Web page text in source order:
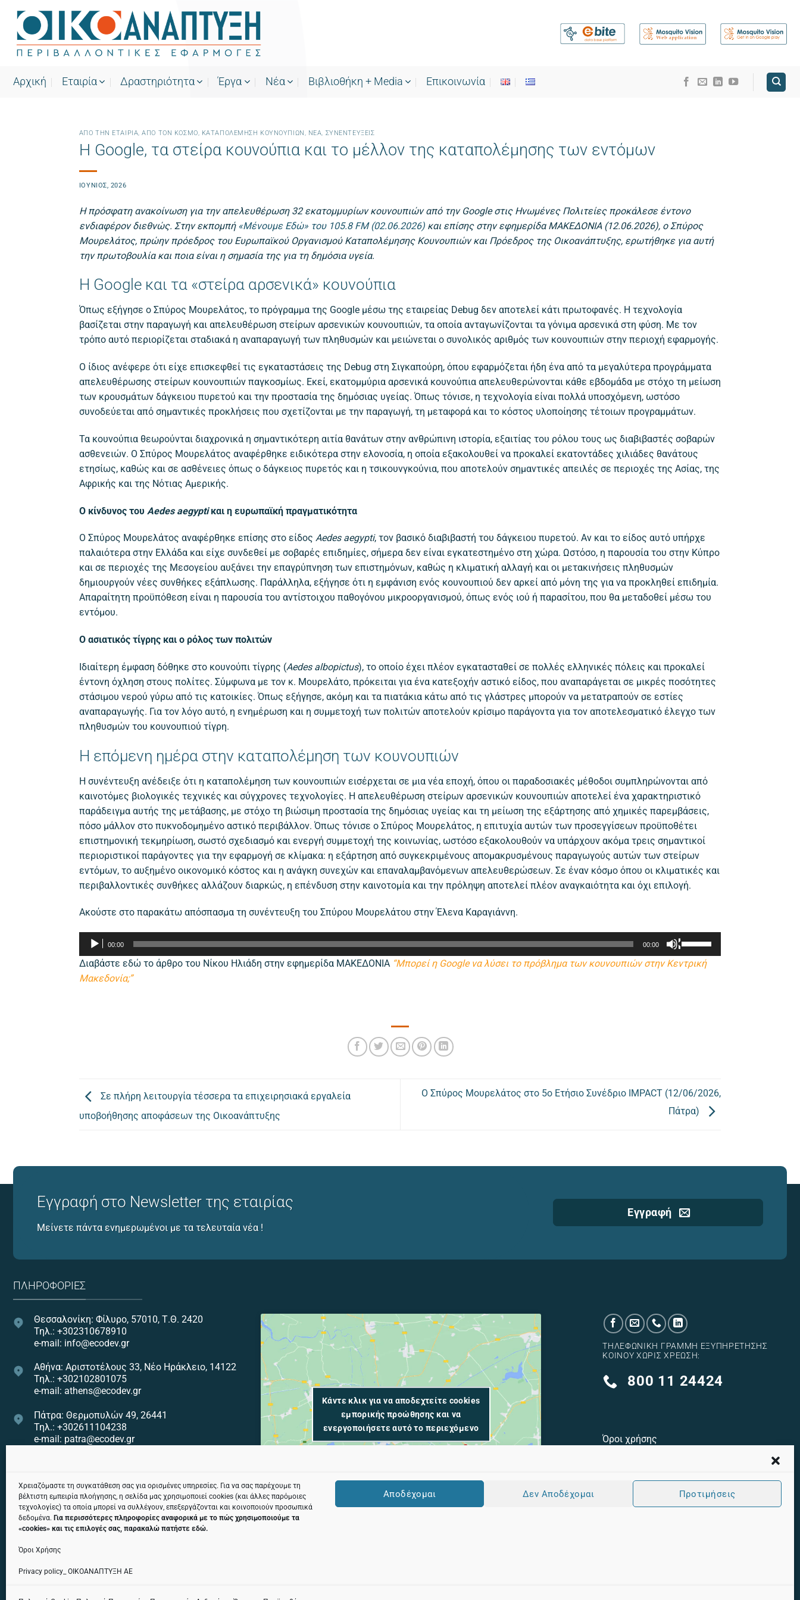
Χρειαζόμαστε τη συγκατάθεση σας για ορισμένες υπηρεσίες. Για να σας παρέχουμε τη
βέλτιστη εμπειρία πλοήγησης, η σελίδα μας χρησιμοποιεί cookies (και άλλες παρόμοιες
τεχνολογίες) τα οποία μπορεί να συλλέγουν, επεξεργάζονται και κοινοποιούν προσωπικά
δεδομένα. Για περισσότερες πληροφορίες αναφορικά με το πώς χρησιμοποιούμε τα
«cookies» και τις επιλογές σας, παρακαλώ πατήστε εδώ.
Όροι Χρήσης
Privacy policy_ ΟΙΚΟΑΝΑΠΤΥΞΗ ΑΕ
Αποδέχομαι Δεν Αποδέχομαι Προτιμήσεις
περιεχόμενο
Αρχική Εταιρία Δραστηριότητα Έργα Νέα Bιβλιοθήκη + Media Επικοινωνία
ΑΠΌ ΤΗΝ ΕΤΑΙΡΊΑ,ΑΠΌ ΤΟΝ ΚΌΣΜΟ, ΚΑΤΑΠΟΛΈΜΗΣΗ ΚΟΥΝΟΥΠΙΏΝ, ΝΕΑ, ΣΥΝΕΝΤΕΎΞΕΙΣ
Η Google, τα στείρα κουνούπια και το μέλλον της καταπολέμησης των εντόμων
ΙΟΎΝΙΟΣ, 2026
Η πρόσφατη ανακοίνωση για την απελευθέρωση 32 εκατομμυρίων κουνουπιών από την Google στις Ηνωμένες Πολιτείες προκάλεσε έντονο
ενδιαφέρον διεθνώς. Στην εκπομπή «Μένουμε Εδώ» του 105.8 FM (02.06.2026)και επίσης στην εφημερίδα ΜΑΚΕΔΟΝΙΑ (12.06.2026), ο Σπύρος
Μουρελάτος, πρώην πρόεδρος του Ευρωπαϊκού Οργανισμού Καταπολέμησης Κουνουπιών και Πρόεδρος της Οικοανάπτυξης, ερωτήθηκε για αυτή
την πρωτοβουλία και ποια είναι η σημασία της για τη δημόσια υγεία.
Η Google και τα «στείρα αρσενικά» κουνούπια
Όπως εξήγησε ο Σπύρος Μουρελάτος, το πρόγραμμα της Google μέσω της εταιρείας Debug δεν αποτελεί κάτι πρωτοφανές. Η τεχνολογία
βασίζεται στην παραγωγή και απελευθέρωση στείρων αρσενικών κουνουπιών, τα οποία ανταγωνίζονται τα γόνιμα αρσενικά στη φύση. Με τον
τρόπο αυτό περιορίζεται σταδιακά η αναπαραγωγή των πληθυσμών και μειώνεται ο συνολικός αριθμός των κουνουπιών στην περιοχή εφαρμογής.
Ο ίδιος ανέφερε ότι είχε επισκεφθεί τις εγκαταστάσεις της Debug στη Σιγκαπούρη, όπου εφαρμόζεται ήδη ένα από τα μεγαλύτερα προγράμματα
απελευθέρωσης στείρων κουνουπιών παγκοσμίως. Εκεί, εκατομμύρια αρσενικά κουνούπια απελευθερώνονται κάθε εβδομάδα με στόχο τη μείωση
των κρουσμάτων δάγκειου πυρετού και την προστασία της δημόσιας υγείας. Όπως τόνισε, η τεχνολογία είναι πολλά υποσχόμενη, ωστόσο
συνοδεύεται από σημαντικές προκλήσεις που σχετίζονται με την παραγωγή, τη μεταφορά και το κόστος υλοποίησης τέτοιων προγραμμάτων.
Τα κουνούπια θεωρούνται διαχρονικά η σημαντικότερη αιτία θανάτων στην ανθρώπινη ιστορία, εξαιτίας του ρόλου τους ως διαβιβαστές σοβαρών
ασθενειών. Ο Σπύρος Μουρελάτος αναφέρθηκε ειδικότερα στην ελονοσία, η οποία εξακολουθεί να προκαλεί εκατοντάδες χιλιάδες θανάτους
ετησίως, καθώς και σε ασθένειες όπως ο δάγκειος πυρετός και η τσικουνγκούνια, που αποτελούν σημαντικές απειλές σε περιοχές της Ασίας, της
Αφρικής και της Νότιας Αμερικής.
Ο κίνδυνος του Aedes aegyptiκαι η ευρωπαϊκή πραγματικότητα
Ο Σπύρος Μουρελάτος αναφέρθηκε επίσης στο είδος Aedes aegypti, τον βασικό διαβιβαστή του δάγκειου πυρετού. Αν και το είδος αυτό υπήρχε
παλαιότερα στην Ελλάδα και είχε συνδεθεί με σοβαρές επιδημίες, σήμερα δεν είναι εγκατεστημένο στη χώρα. Ωστόσο, η παρουσία του στην Κύπρο
και σε περιοχές της Μεσογείου αυξάνει την επαγρύπνηση των επιστημόνων, καθώς η κλιματική αλλαγή και οι μετακινήσεις πληθυσμών
δημιουργούν νέες συνθήκες εξάπλωσης. Παράλληλα, εξήγησε ότι η εμφάνιση ενός κουνουπιού δεν αρκεί από μόνη της για να προκληθεί επιδημία.
Απαραίτητη προϋπόθεση είναι η παρουσία του αντίστοιχου παθογόνου μικροοργανισμού, όπως ενός ιού ή παρασίτου, που θα μεταδοθεί μέσω του
εντόμου.
Ο ασιατικός τίγρης και ο ρόλος των πολιτών
Ιδιαίτερη έμφαση δόθηκε στο κουνούπι τίγρης (Aedes albopictus), το οποίο έχει πλέον εγκατασταθεί σε πολλές ελληνικές πόλεις και προκαλεί
έντονη όχληση στους πολίτες. Σύμφωνα με τον κ. Μουρελάτο, πρόκειται για ένα κατεξοχήν αστικό είδος, που αναπαράγεται σε μικρές ποσότητες
στάσιμου νερού γύρω από τις κατοικίες. Όπως εξήγησε, ακόμη και τα πιατάκια κάτω από τις γλάστρες μπορούν να μετατραπούν σε εστίες
αναπαραγωγής. Για τον λόγο αυτό, η ενημέρωση και η συμμετοχή των πολιτών αποτελούν κρίσιμο παράγοντα για τον αποτελεσματικό έλεγχο των
πληθυσμών του κουνουπιού τίγρη.
Η επόμενη ημέρα στην καταπολέμηση των κουνουπιών
Η συνέντευξη ανέδειξε ότι η καταπολέμηση των κουνουπιών εισέρχεται σε μια νέα εποχή, όπου οι παραδοσιακές μέθοδοι συμπληρώνονται από
καινοτόμες βιολογικές τεχνικές και σύγχρονες τεχνολογίες. Η απελευθέρωση στείρων αρσενικών κουνουπιών αποτελεί ένα χαρακτηριστικό
παράδειγμα αυτής της μετάβασης, με στόχο τη βιώσιμη προστασία της δημόσιας υγείας και τη μείωση της εξάρτησης από χημικές παρεμβάσεις,
πόσο μάλλον στο πυκνοδομημένο αστικό περιβάλλον. Όπως τόνισε ο Σπύρος Μουρελάτος, η επιτυχία αυτών των προσεγγίσεων προϋποθέτει
επιστημονική τεκμηρίωση, σωστό σχεδιασμό και ενεργή συμμετοχή της κοινωνίας, ωστόσο εξακολουθούν να υπάρχουν ακόμα τρεις σημαντικοί
περιοριστικοί παράγοντες για την εφαρμογή σε κλίμακα: η εξάρτηση από συγκεκριμένους απομακρυσμένους παραγωγούς αυτών των στείρων
εντόμων, το αυξημένο οικονομικό κόστος και η ανάγκη συνεχών και επαναλαμβανόμενων απελευθερώσεων. Σε έναν κόσμο όπου οι κλιματικές και
περιβαλλοντικές συνθήκες αλλάζουν διαρκώς, η επένδυση στην καινοτομία και την πρόληψη αποτελεί πλέον αναγκαιότητα και όχι επιλογή.
Ακούστε στο παρακάτω απόσπασμα τη συνέντευξη του Σπύρου Μουρελάτου στην Έλενα Καραγιάννη.
Πρόγραμμα
Αναπαραγωγής
Ήχου
00:00 00:00
τα
πλήκτρα
να
ένταση.
Διαβάστε εδώ το άρθρο του Νίκου Ηλιάδη στην εφημερίδα ΜΑΚΕΔΟΝΙΑ “Μπορεί η Google να λύσει το πρόβλημα των κουνουπιών στην Κεντρική
Μακεδονία;”
Σε πλήρη λειτουργία τέσσερα τα επιχειρησιακά εργαλεία
υποβοήθησης αποφάσεων της Οικοανάπτυξης
Ο Σπύρος Μουρελάτος στο 5ο Ετήσιο Συνέδριο IMPACT (12/06/2026,
Πάτρα)
Εγγραφή στο Newsletter της εταιρίας
Μείνετε πάντα ενημερωμένοι με τα τελευταία νέα !
Εγγραφή
ΠΛΗΡΟΦΟΡΊΕΣ
Θεσσαλονίκη: Φίλυρο, 57010, Τ.Θ. 2420
Τηλ.: +302310678910
e-mail: info@ecodev.gr
Αθήνα: Αριστοτέλους 33, Νέο Ηράκλειο, 14122
Τηλ.: +302102801075
e-mail: athens@ecodev.gr
Πάτρα: Θερμοπυλών 49, 26441
Τηλ.: +302611104238
e-mail: patra@ecodev.gr
e-mail: heraklion@ecodev.gr
Κεντρική Αποθήκη: Χαλάστρα, 57300
Τηλ.: +302311242974
e-mail: tsagaris@ecodev.gr
Κάντε κλικ για να αποδεχτείτε cookies
εμπορικής προώθησης και να
ενεργοποιήσετε αυτό το περιεχόμενο
ΤΗΛΕΦΩΝΙΚΉ ΓΡΑΜΜΉ ΕΞΥΠΗΡΈΤΗΣΗΣ
ΚΟΙΝΟΎ ΧΩΡΊΣ ΧΡΈΩΣΗ:
800 11 24424
Όροι χρήσης
Πολιτική Προστασίας Προσωπικών
Δεδομένων